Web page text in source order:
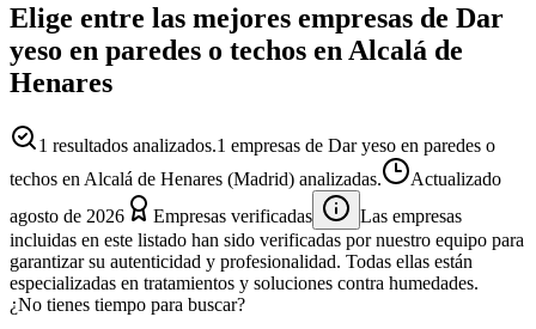
Elige entre las mejores empresas de Dar
yeso en paredes o techos en Alcalá de
Henares
1 resultados analizados.1 empresas de Dar yeso en paredes o
techos en Alcalá de Henares (Madrid) analizadas.
Actualizado
agosto de 2026
Empresas verificadas
Las empresas
incluidas en este listado han sido verificadas por nuestro equipo para
garantizar su autenticidad y profesionalidad. Todas ellas están
especializadas en tratamientos y soluciones contra humedades.
¿No tienes tiempo para buscar?